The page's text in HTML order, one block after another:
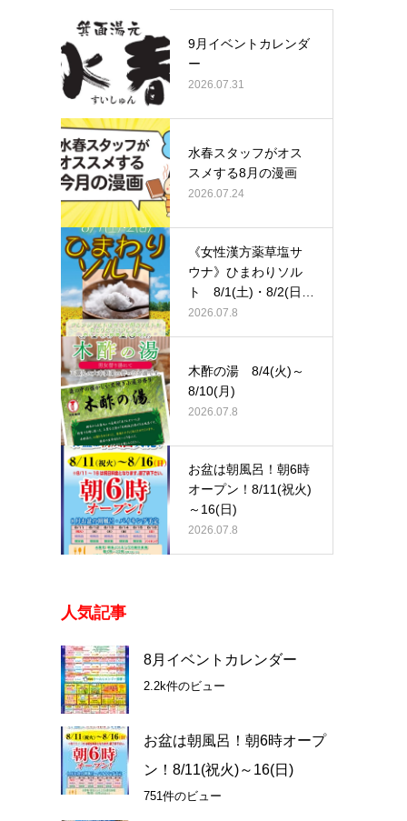
9月イベントカレンダ
ー
2026.07.31
水春スタッフがオス
スメする8月の漫画
2026.07.24
《女性漢方薬草塩サ
ウナ》ひまわりソル
ト 8/1(土)・8/2(日)
…
2026.07.8
木酢の湯 8/4(火)～
8/10(月)
2026.07.8
お盆は朝風呂！朝6時
オープン！8/11(祝火)
～16(日)
2026.07.8
人気記事
8月イベントカレンダー
2.2k件のビュー
お盆は朝風呂！朝6時オープ
ン！8/11(祝火)～16(日)
751件のビュー